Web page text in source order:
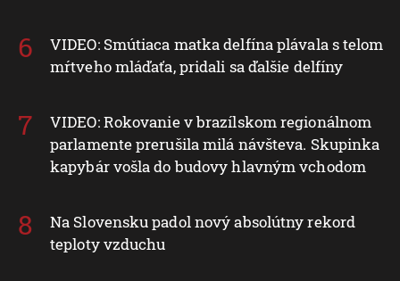
VIDEO: Smútiaca matka delfína plávala s telom
mŕtveho mláďaťa, pridali sa ďalšie delfíny
VIDEO: Rokovanie v brazílskom regionálnom
parlamente prerušila milá návšteva. Skupinka
kapybár vošla do budovy hlavným vchodom
Na Slovensku padol nový absolútny rekord
teploty vzduchu